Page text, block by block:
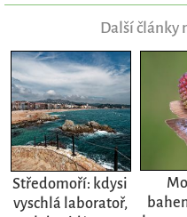
Další články
Středomoří: kdysi
vyschlá laboratoř,